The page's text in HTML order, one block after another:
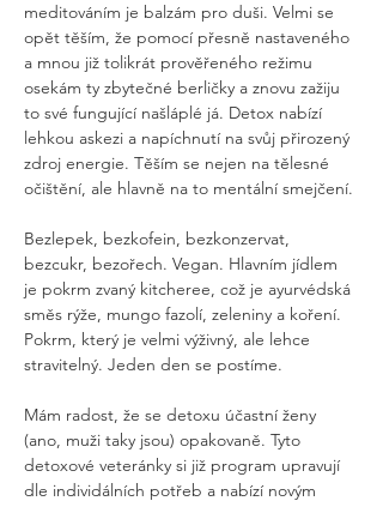
meditováním je balzám pro duši. Velmi se
opět těším, že pomocí přesně nastaveného
a mnou již tolikrát prověřeného režimu
osekám ty zbytečné berličky a znovu zažiju
to své fungující našláplé já. Detox nabízí
lehkou askezi a napíchnutí na svůj přirozený
zdroj energie. Těším se nejen na tělesné
očištění, ale hlavně na to mentální smejčení.
Bezlepek, bezkofein, bezkonzervat,
bezcukr, bezořech. Vegan. Hlavním jídlem
je pokrm zvaný kitcheree, což je ayurvédská
směs rýže, mungo fazolí, zeleniny a koření.
Pokrm, který je velmi výživný, ale lehce
stravitelný. Jeden den se postíme.
Mám radost, že se detoxu účastní ženy
(ano, muži taky jsou) opakovaně. Tyto
detoxové veteránky si již program upravují
dle individálních potřeb a nabízí novým